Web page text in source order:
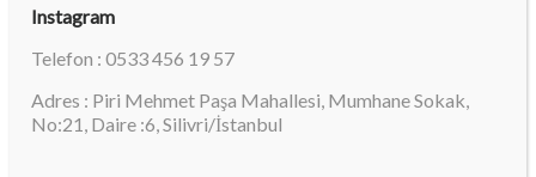
Instagram
Telefon : 0533 456 19 57
Adres : Piri Mehmet Paşa Mahallesi, Mumhane Sokak,
No:21, Daire :6, Silivri/İstanbul